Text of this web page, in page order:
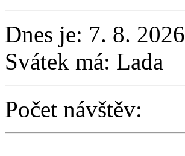
Dnes je: 7. 8. 2026
Svátek má: Lada
Počet návštěv: